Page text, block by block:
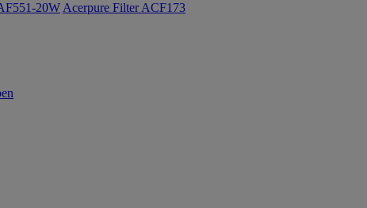
20W Acerpure Filter ACF173